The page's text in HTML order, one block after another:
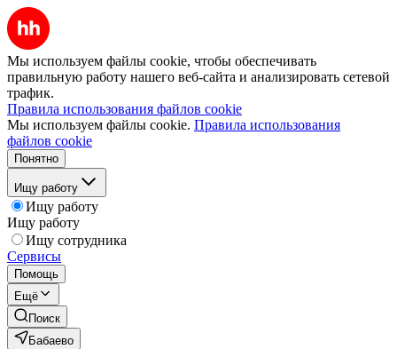
Мы используем файлы cookie, чтобы обеспечивать
правильную работу нашего веб-сайта и анализировать сетевой
трафик.
Правила использования файлов cookie
Мы используем файлы cookie. Правила использования
файлов cookie
Понятно
Ищу работу
Ищу работу
Ищу работу
Ищу сотрудника
Сервисы
Помощь
Ещё
Поиск
Бабаево